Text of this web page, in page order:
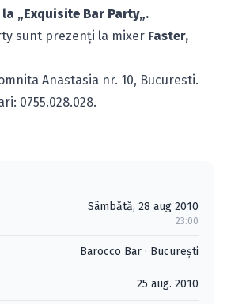
„Exquisite Bar Party„.
sunt prezenţi la mixer Faster,
Anastasia nr. 10, Bucuresti.
0755.028.028.
Sâmbătă, 28 aug 2010
23:00
Barocco Bar · Bucureşti
25 aug. 2010